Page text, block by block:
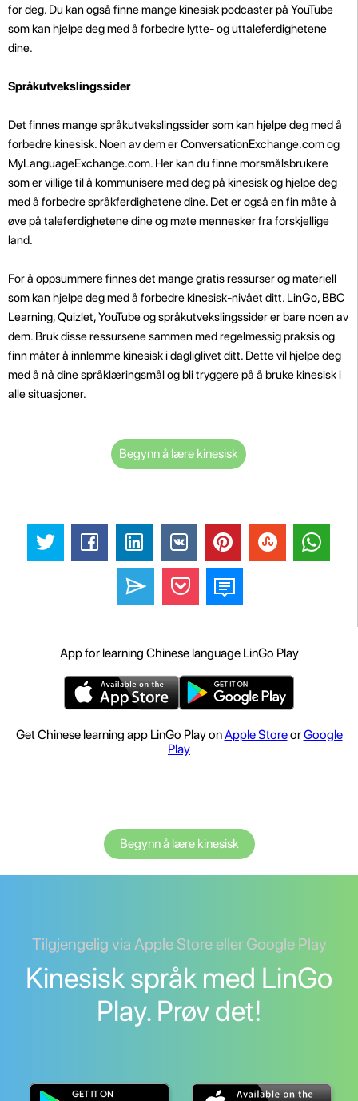
for deg. Du kan også finne mange kinesisk podcaster på YouTube
som kan hjelpe deg med å forbedre lytte- og uttaleferdighetene
dine.
Språkutvekslingssider
Det finnes mange språkutvekslingssider som kan hjelpe deg med å
forbedre kinesisk. Noen av dem er ConversationExchange.com og
MyLanguageExchange.com. Her kan du finne morsmålsbrukere
som er villige til å kommunisere med deg på kinesisk og hjelpe deg
med å forbedre språkferdighetene dine. Det er også en fin måte å
øve på taleferdighetene dine og møte mennesker fra forskjellige
land.
For å oppsummere finnes det mange gratis ressurser og materiell
som kan hjelpe deg med å forbedre kinesisk-nivået ditt. LinGo, BBC
Learning, Quizlet, YouTube og språkutvekslingssider er bare noen av
dem. Bruk disse ressursene sammen med regelmessig praksis og
finn måter å innlemme kinesisk i dagliglivet ditt. Dette vil hjelpe deg
med å nå dine språklæringsmål og bli tryggere på å bruke kinesisk i
alle situasjoner.
Begynn å lære kinesisk
App for learning Chinese language LinGo Play
Get Chinese learning app LinGo Play onApple StoreorGoogle
Play
Begynn å lære kinesisk
Tilgjengelig via Apple Store eller Google Play
Kinesisk språk med LinGo
Play. Prøv det!